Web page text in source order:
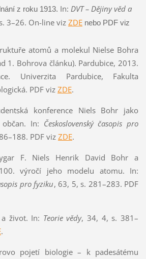
z roku 1913. In: DVT – Dějiny věd a
3–26. On-line viz ZDEnebo PDF viz
atomů a molekul Nielse Bohra
1. Bohrova článku). Pardubice, 2013.
Univerzita Pardubice, Fakulta
PDF viz ZDE.
konference Niels Bohr jako
In: Československý časopis pro
PDF viz ZDE.
F. Niels Henrik David Bohr a
výročí jeho modelu atomu. In:
pro fyziku, 63, 5, s. 281–283. PDF
život. In: Teorie vědy, 34, 4, s.381–
.
pojetí biologie – k padesátému